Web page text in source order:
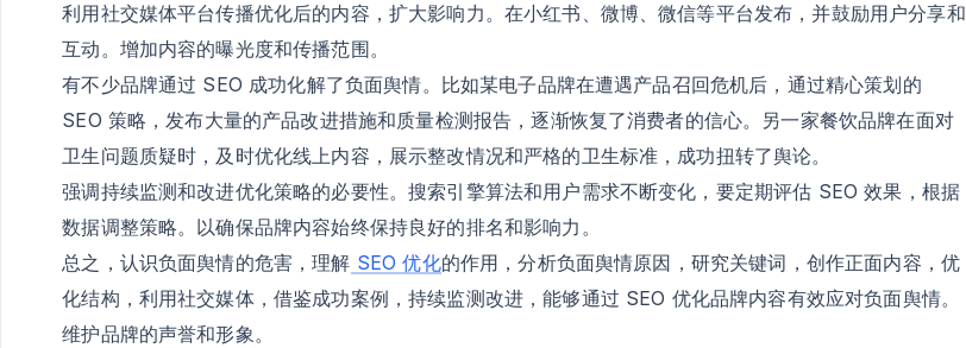
利用社交媒体平台传播优化后的内容，扩大影响力。在小红书、微博、微信等平台发布，并鼓励用户分享和
互动。增加内容的曝光度和传播范围。
有不少品牌通过 SEO 成功化解了负面舆情。比如某电子品牌在遭遇产品召回危机后，通过精心策划的
SEO 策略，发布大量的产品改进措施和质量检测报告，逐渐恢复了消费者的信心。另一家餐饮品牌在面对
卫生问题质疑时，及时优化线上内容，展示整改情况和严格的卫生标准，成功扭转了舆论。
强调持续监测和改进优化策略的必要性。搜索引擎算法和用户需求不断变化，要定期评估 SEO 效果，根据
数据调整策略。以确保品牌内容始终保持良好的排名和影响力。
总之，认识负面舆情的危害，理解 SEO 优化的作用，分析负面舆情原因，研究关键词，创作正面内容，优
化结构，利用社交媒体，借鉴成功案例，持续监测改进，能够通过 SEO 优化品牌内容有效应对负面舆情。
维护品牌的声誉和形象。